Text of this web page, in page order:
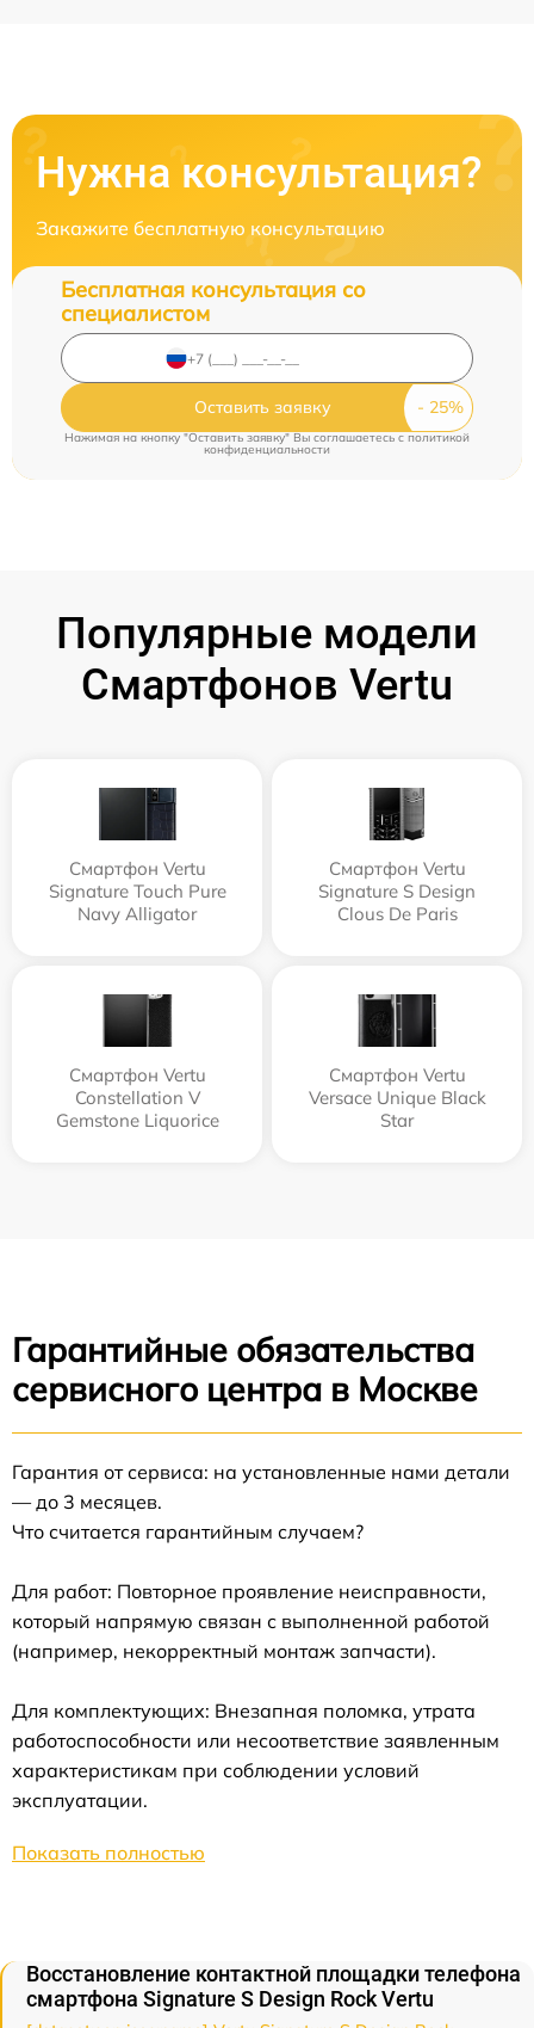
Нужна консультация?
Закажите бесплатную консультацию
Бесплатная консультация со
специалистом
Оставить заявку
Нажимая на кнопку "Оставить заявку" Вы соглашаетесь cполитикой
конфиденциальности
Популярные модели
Смартфонов Vertu
Смартфон Vertu
Signature Touch Pure
Navy Alligator
Смартфон Vertu
Signature S Design
Clous De Paris
Смартфон Vertu
Constellation V
Gemstone Liquorice
Смартфон Vertu
Versace Unique Black
Star
Гарантийные обязательства
сервисного центра в Москве
Гарантия от сервиса: на установленные нами детали
— до 3 месяцев.
Что считается гарантийным случаем?
Для работ: Повторное проявление неисправности,
который напрямую связан с выполненной работой
(например, некорректный монтаж запчасти).
Для комплектующих: Внезапная поломка, утрата
работоспособности или несоответствие заявленным
характеристикам при соблюдении условий
эксплуатации.
Показать полностью
Восстановление контактной площадки телефона
смартфона Signature S Design Rock Vertu